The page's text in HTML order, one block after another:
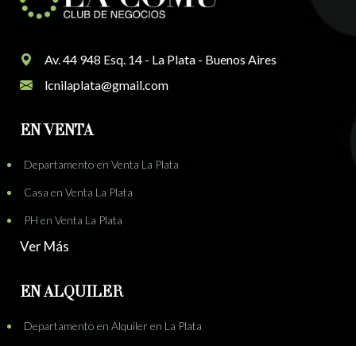
Av. 44 948 Esq. 14 - La Plata - Buenos Aires
lcnilaplata@gmail.com
EN VENTA
Departamento en Venta La Plata
Casa en Venta La Plata
PH en Venta La Plata
Ver Más
EN ALQUILER
Departamento en Alquiler en La Plata